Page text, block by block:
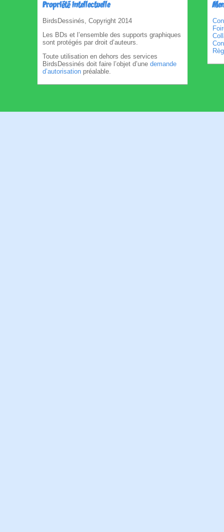
Propriété intellectuelle
BirdsDessinés, Copyright 2014
Les BDs et l’ensemble des supports graphiques
sont protégés par droit d’auteurs.
Toute utilisation en dehors des services
BirdsDessinés doit faire l’objet d’une demande
d’autorisation préalable.